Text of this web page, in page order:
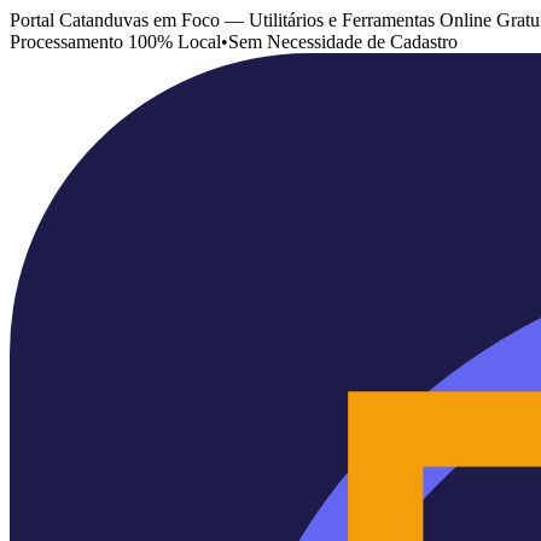
Portal Catanduvas em Foco — Utilitários e Ferramentas Online
Processamento 100% Local•Sem Necessidade de Cadastro